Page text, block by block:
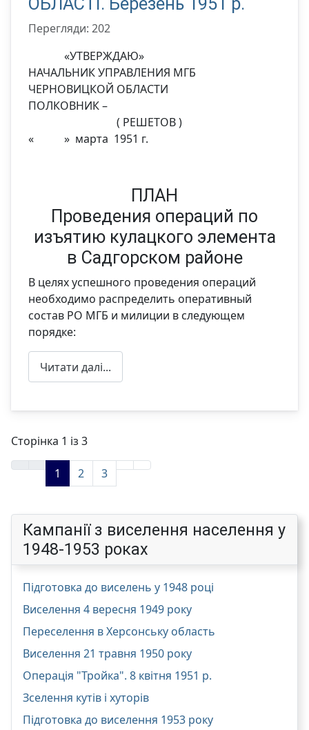
Кампанії з виселення населення у
1948-1953 роках
Підготовка до виселень у 1948 році
Виселення 4 вересня 1949 року
Переселення в Херсонську область
Виселення 21 травня 1950 року
Операція "Тройка". 8 квітня 1951 р.
Зселення кутів і хуторів
Підготовка до виселення 1953 року
Перегляди: 202
«УТВЕРЖДАЮ»
НАЧАЛЬНИК УПРАВЛЕНИЯ МГБ
ЧЕРНОВИЦКОЙ ОБЛАСТИ
ПОЛКОВНИК –
( РЕШЕТОВ )
« » марта 1951 г.
ПЛАН
Проведения операций по
изъятию кулацкого элемента
в Садгорском районе
В целях успешного проведения операций
необходимо распределить оперативный
состав РО МГБ и милиции в следующем
порядке:
Читати далі...
Сторінка 1 із 3
1 2 3